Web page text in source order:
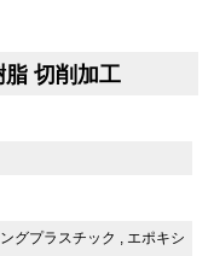
切削加工
グプラスチック
エポキシ